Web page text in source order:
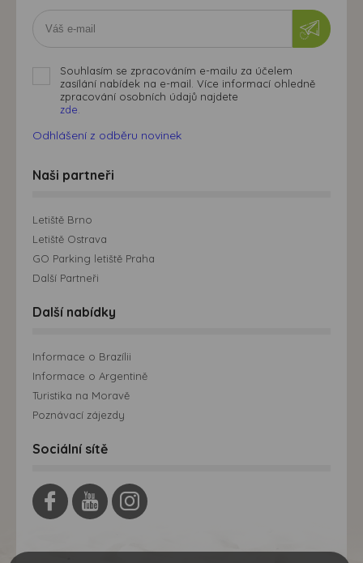
Souhlasím se zpracováním e-mailu za účelem
zasílání nabídek na e-mail. Více informací ohledně
zpracování osobních údajů najdete
zde.
Odhlášení z odběru novinek
Naši partneři
Letiště Brno
Letiště Ostrava
GO Parking letiště Praha
Další Partneři
Další nabídky
Informace o Brazílii
Informace o Argentině
Turistika na Moravě
Poznávací zájezdy
Sociální sítě